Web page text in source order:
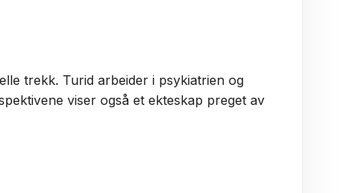
trekk. Turid arbeider i psykiatrien og
viser også et ekteskap preget av